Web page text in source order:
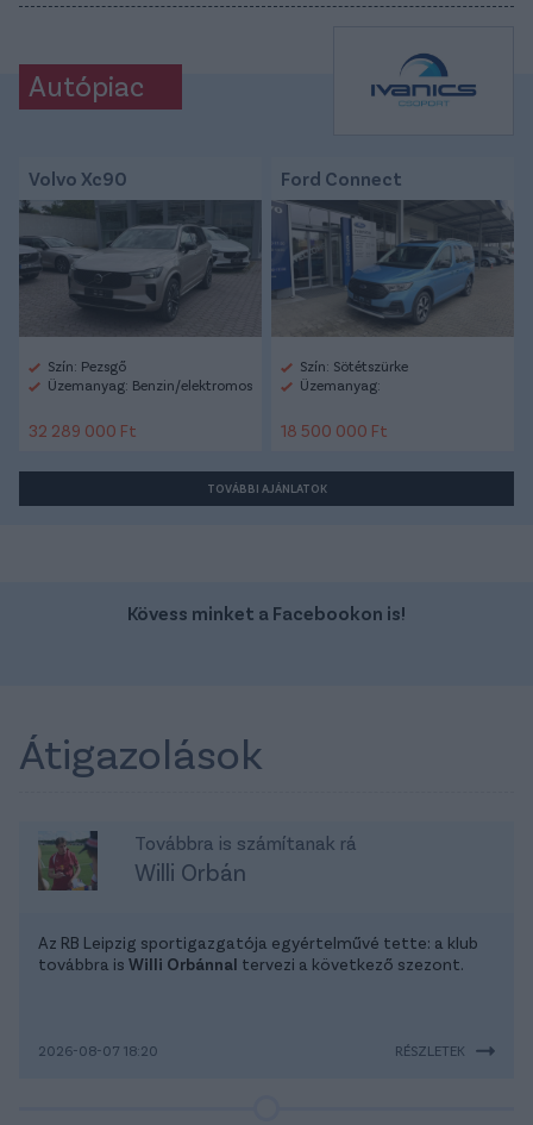
Autópiac
Volvo Xc90
Szín: Pezsgő
Üzemanyag: Benzin/elektromos
32 289 000 Ft
Ford Connect
Szín: Sötétszürke
Üzemanyag:
18 500 000 Ft
TOVÁBBI AJÁNLATOK
Kövess minket a Facebookon is!
Átigazolások
Továbbra is számítanak rá
Willi Orbán
Az RB Leipzig sportigazgatója egyértelművé tette: a klub
továbbra is Willi Orbánnal tervezi a következő szezont.
2026-08-07 18:20 RÉSZLETEK